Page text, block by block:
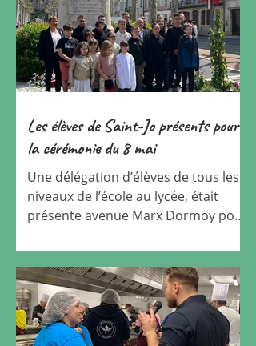
Les élèves de Saint-Jo présents pour
la cérémonie du 8 mai
Une délégation d’élèves de tous les
niveaux de l’école au lycée, était
présente avenue Marx Dormoy pour
anniversaire...